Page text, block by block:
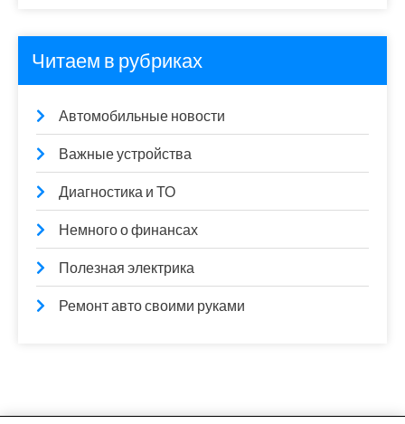
Читаем в рубриках
Автомобильные новости
Важные устройства
Диагностика и ТО
Немного о финансах
Полезная электрика
Ремонт авто своими руками